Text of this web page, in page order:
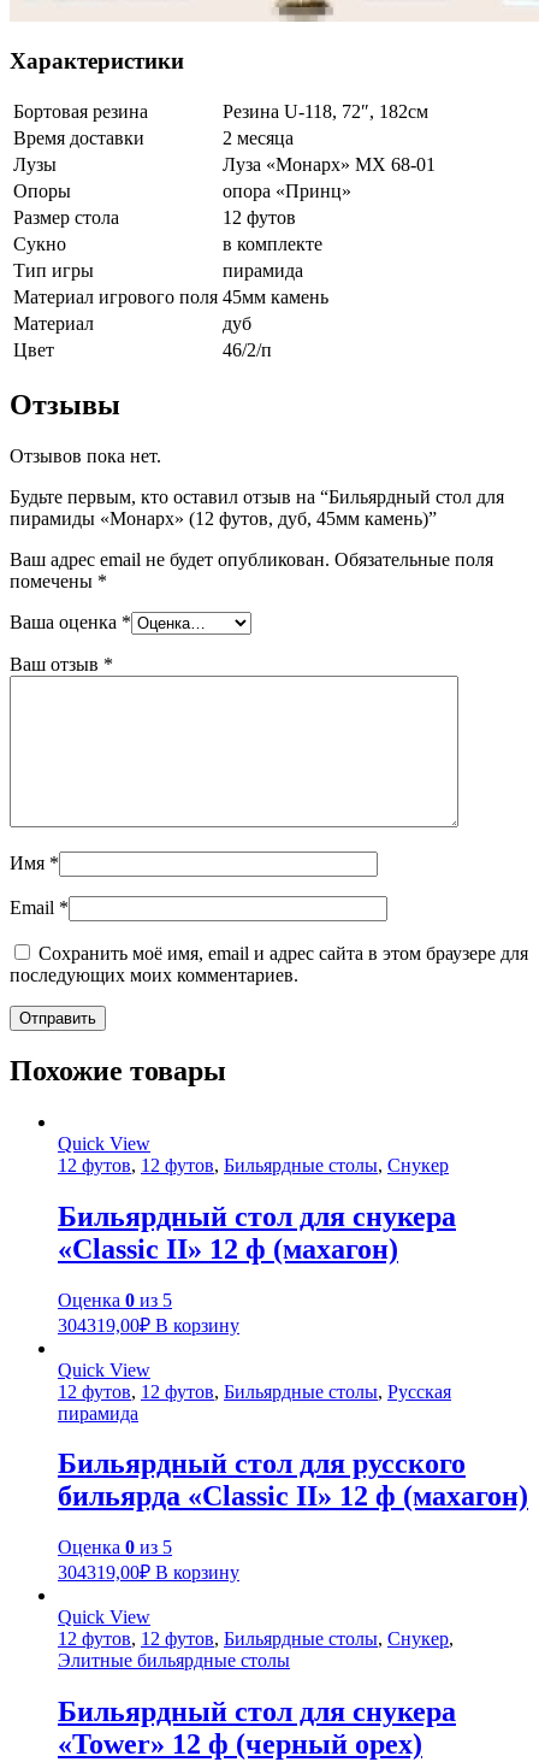
Характеристики
Бортовая резина
Резина U-118, 72″, 182см
Время доставки
2 месяца
Лузы
Луза «Монарх» МХ 68-01
Опоры
опора «Принц»
Размер стола
12 футов
Сукно
в комплекте
Тип игры
пирамида
Материал игрового поля 45мм камень
Материал
дуб
Цвет
46/2/п
Отзывы
Отзывов пока нет.
Будьте первым, кто оставил отзыв на “Бильярдный стол для
пирамиды «Монарх» (12 футов, дуб, 45мм камень)”
Ваш адрес email не будет опубликован. Обязательные поля
помечены *
Ваша оценка *
Ваш отзыв *
Имя *
Email *
Сохранить моё имя, email и адрес сайта в этом браузере для
последующих моих комментариев.
Похожие товары
Quick View
12 футов, 12 футов, Бильярдные столы, Снукер
Бильярдный стол для снукера
«Classic II» 12 ф (махагон)
Оценка 0 из 5
304319,00₽ В корзину
Quick View
12 футов, 12 футов, Бильярдные столы, Русская
пирамида
Бильярдный стол для русского
бильярда «Classic II» 12 ф (махагон)
Оценка 0 из 5
304319,00₽ В корзину
Quick View
12 футов, 12 футов, Бильярдные столы, Снукер,
Элитные бильярдные столы
Бильярдный стол для снукера
«Tower» 12 ф (черный орех)